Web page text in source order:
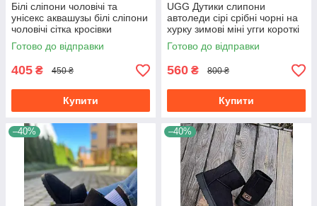
Білі сліпони чоловічі та
унісекс аквашузы білі сліпони
чоловічі сітка кросівки
Готово до відправки
405 ₴ 450 ₴
Купити
UGG Дутики слипони
автоледи сірі срібні чорні на
хурку зимові міні угги короткі
Готово до відправки
560 ₴ 800 ₴
Купити
–40% –40%